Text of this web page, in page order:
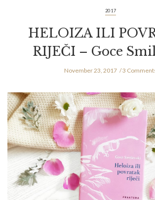
2017
HELOIZA ILI
RIJEČI – Goce
November 23, 2017 3